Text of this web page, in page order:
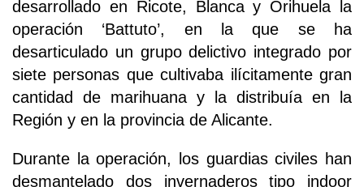
desarrollado en Ricote, Blanca y Orihuela la
operación ‘Battuto’, en la que se ha
desarticulado un grupo delictivo integrado por
siete personas que cultivaba ilícitamente gran
cantidad de marihuana y la distribuía en la
Región y en la provincia de Alicante.
Durante la operación, los guardias civiles han
desmantelado dos invernaderos tipo indoor